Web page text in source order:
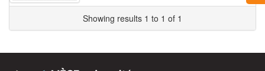
Showing results 1 to 1 of 1